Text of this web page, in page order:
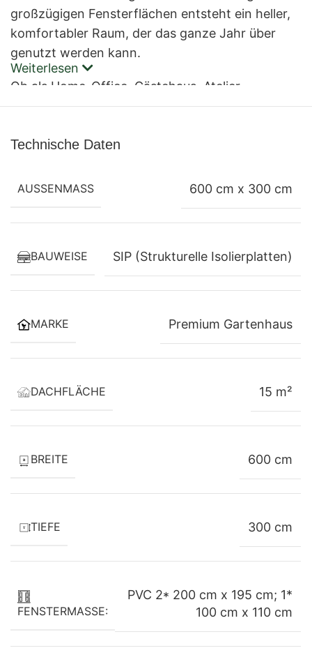
großzügigen Fensterflächen entsteht ein heller,
komfortabler Raum, der das ganze Jahr über
genutzt werden kann.
Ob als Home-Office, Gästehaus, Atelier,
Hobbyraum oder persönliche Wohlfühloase –
Flexibilität und Wohnkomfort auf kleinem Raum.
Hervorragende Wärmedämmung mit
Isolierplatten (SIPS) sorgt für hervorragende
Dämmwerte und ein angenehmes Raumklima zu
Hochwertiger Wand- und Dachaufbau
100 mm Polystyrolkern
Dach – 174 mm SIPS-Konstruktion
150 mm Polystyrolkern
Hochwertige Holzverkleidung innen und außen
Hochwertiger Laminatboden
Weiterlesen
Technische Daten
AUSSENMASS 600 cm x 300 cm
BAUWEISE SIP (Strukturelle Isolierplatten)
MARKE Premium Gartenhaus
DACHFLÄCHE 15 m²
BREITE 600 cm
TIEFE 300 cm
FENSTERMASSE:
PVC 2* 200 cm x 195 cm; 1*
100 cm x 110 cm